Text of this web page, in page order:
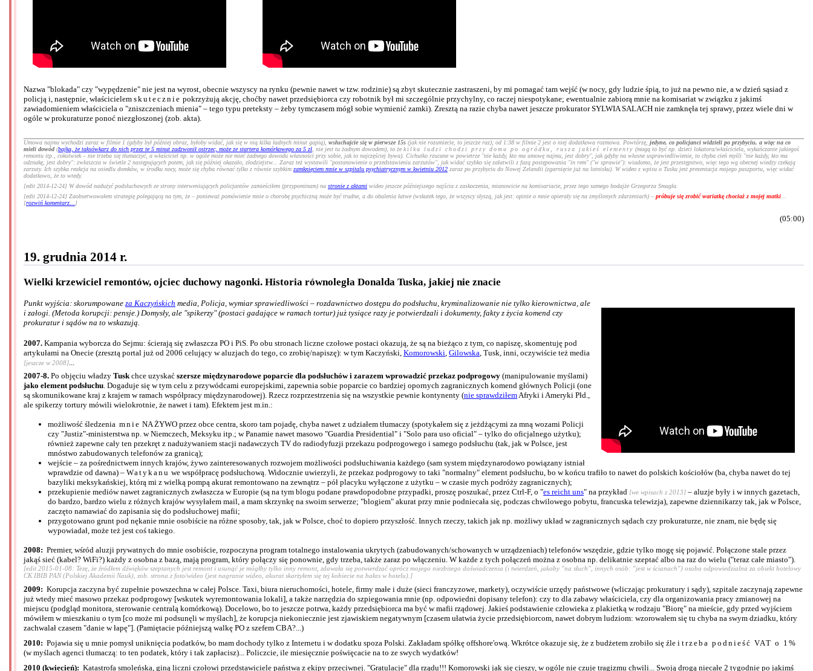
Nazwa "blokada" czy "wypędzenie" nie jest na wyrost, obecnie wszyscy na rynku (pewnie nawet w tzw. rodzinie) są zbyt skutecznie zastraszeni, by mi pomagać tam wejść (w nocy, gdy ludzie śpią, to już na pewno nie, a w dzień sąsiad z
policją i, następnie, właścicielem skutecznie pokrzyżują akcję, choćby nawet przedsiębiorca czy robotnik był mi szczególnie przychylny, co raczej niespotykane; ewentualnie zabiorą mnie na komisariat w związku z jakimś
zawiadomieniem właściciela o "zniszczeniach mienia" – tego typu preteksty – żeby tymczasem mógł sobie wymienić zamki). Zresztą na razie chyba nawet jeszcze prokurator SYLWIA SALACH nie zamknęła tej sprawy, przez wiele dni w
ogóle w prokuraturze ponoć niezgłoszonej (zob. akta).
Umowa najmu wychodzi zaraz w filmie 1 (gdyby był później obraz, byłoby widać, jak się w nią kilka ładnych minut gapią), wsłuchajcie się w pierwsze 15s (jak nie rozumiecie, to jeszcze raz); od 1:38 w filmie 2 jest o niej dodatkowa rozmowa. Powtórzę, jedyne, co policjanci widzieli po przybyciu, a więc na co
mieli dowód (bajka, że taksówkarz do nich przez te 5 minut zadzwonił ostrzec, może ze startera komórkowego za 5 zł , nie jest tu żadnym dowodem), to że kilka ludzi chodzi przy domu po ogródku, rusza jakieś elementy (mogą to być np. dzieci lokatora/właściciela, wykańczanie jakiegoś
remontu itp., cokolwiek – nie trzeba się tłumaczyć, a właściciel np. w ogóle może nie mieć żadnego dowodu własności przy sobie, jak to najczęściej bywa). Cichutko rzucane w powietrze "nie każdy, kto ma umowę najmu, jest dobry", jak gdyby na własne usprawiedliwienie, to chyba cień myśli "nie każdy, kto ma
odznakę, jest dobry": zwłaszcza w świetle 2 następujących potem, jak się później okazało, złodziejstw... Zaraz też wystawili "postanowienie o przedstawieniu zarzutów", jak widać szybko się załatwili z fazą postępowania "in rem" ("w sprawie"): wiadomo, że jest przestępstwo, więc tego wg obecnej wiedzy czekają
zarzuty. Ich szybka reakcja na osiedlu domków, w środku nocy, może się chyba równać tylko z równie szybkim zamknięciem mnie w szpitalu psychiatrycznym w kwietniu 2012 zaraz po przybyciu do Nowej Zelandii (zgarnięcie już na lotnisku). W wideo z wpisu o Tusku jest prezentacja mojego paszportu, więc widać
dodatkowo, że to wtedy.
[edit 2014-12-24] W dowód nadużyć podsłuchowych ze strony interweniujących policjantów zamieściłem (przypominam) na stronie z aktami wideo jeszcze późniejszego najścia z zaskoczenia, mianowicie na komisariacie, przez tego samego bodajże Grzegorza Smagła.
[edit 2014-12-24] Zaobserwowałem strategię polegającą na tym, że – ponieważ pomówienie mnie o chorobę psychiczną może być trudne, a do obalenia łatwe (wskutek tego, że wszyscy słyszą, jak jest: opinie o mnie opierały się na zmyślonych zdarzeniach) – próbuje się zrobić wariatkę chociaż z mojej matki
[rozwiń komentarz... ]
(05:00)
19. grudnia 2014 r.
Wielki krzewiciel remontów, ojciec duchowy nagonki. Historia równoległa Donalda Tuska, jakiej nie znacie
Punkt wyjścia: skorumpowane za Kaczyńskich media, Policja, wymiar sprawiedliwości – rozdawnictwo dostępu do podsłuchu, kryminalizowanie nie tylko kierownictwa, ale
i załogi. (Metoda korupcji: pensje.) Domysły, ale "spikerzy" (postaci gadające w ramach tortur) już tysiące razy je potwierdzali i dokumenty, fakty z życia komend czy
prokuratur i sądów na to wskazują.
2007. Kampania wyborcza do Sejmu: ścierają się zwłaszcza PO i PiS. Po obu stronach liczne czołowe postaci okazują, że są na bieżąco z tym, co napiszę, skomentuję pod
artykułami na Onecie (zresztą portal już od 2006 celujący w aluzjach do tego, co zrobię/napiszę): w tym Kaczyński, Komorowski, Gilowska, Tusk, inni, oczywiście też media
[jeszcze w 2008]...
2007-8. Po objęciu władzy Tuskchce uzyskać szersze międzynarodowe poparcie dla podsłuchów i zarazem wprowadzić przekaz podprogowy (manipulowanie myślami)
jako element podsłuchu. Dogaduje się w tym celu z przywódcami europejskimi, zapewnia sobie poparcie co bardziej opornych zagranicznych komend głównych Policji (one
są skomunikowane kraj z krajem w ramach współpracy międzynarodowej). Rzecz rozprzestrzenia się na wszystkie pewnie kontynenty (nie sprawdziłemAfryki i Ameryki Płd.,
ale spikerzy tortury mówili wielokrotnie, że nawet i tam). Efektem jest m.in.:
możliwość śledzenia mnie NA ŻYWO przez obce centra, skoro tam pojadę, chyba nawet z udziałem tłumaczy (spotykałem się z jeżdżącymi za mną wozami Policji
czy "Justiz"-ministerstwa np. w Niemczech, Meksyku itp.; w Panamie nawet masowo "Guardia Presidential" i "Solo para uso oficial" – tylko do oficjalnego użytku);
również zapewne cały ten przekręt z nadużywaniem stacji nadawczych TV do radiodyfuzji przekazu podprogowego i samego podsłuchu (tak, jak w Polsce, jest
mnóstwo zabudowanych telefonów za granicą);
wejście – za pośrednictwem innych krajów, żywo zainteresowanych rozwojem możliwości podsłuchiwania każdego (sam system międzynarodowo powiązany istniał
wprawdzie od dawna) – Watykanu we współpracę podsłuchową. Widocznie uwierzyli, że przekaz podprogowy to taki "normalny" element podsłuchu, bo w końcu trafiło to nawet do polskich kościołów (ba, chyba nawet do tej
bazyliki meksykańskiej, którą mi z wielką pompą akurat remontowano na zewnątrz – pół placyku wyłączone z użytku – w czasie mych podróży zagranicznych);
przekupienie mediów nawet zagranicznych zwłaszcza w Europie (są na tym blogu podane prawdopodobne przypadki, proszę poszukać, przez Ctrl-F, o "es reicht uns" na przykład [we wpisach z 2013] – aluzje były i w innych gazetach,
do bardzo, bardzo wielu z różnych krajów wysyłałem mail, a mam skrzynkę na swoim serwerze; "blogiem" akurat przy mnie podniecała się, podczas chwilowego pobytu, francuska telewizja), zapewne dziennikarzy tak, jak w Polsce,
zaczęto namawiać do zapisania się do podsłuchowej mafii;
przygotowano grunt pod nękanie mnie osobiście na różne sposoby, tak, jak w Polsce, choć to dopiero przyszłość. Innych rzeczy, takich jak np. możliwy układ w zagranicznych sądach czy prokuraturze, nie znam, nie będę się
wypowiadał, może też jest coś takiego.
2008: Premier, wśród aluzji prywatnych do mnie osobiście, rozpoczyna program totalnego instalowania ukrytych (zabudowanych/schowanych w urządzeniach) telefonów wszędzie, gdzie tylko mogę się pojawić. Połączone stale przez
jakąś sieć (kabel? WiFi?) każdy z osobna z bazą, mają program, który połączy się ponownie, gdy trzeba, także zaraz po włączeniu. W każde z tych połączeń można z osobna np. delikatnie szeptać albo na raz do wielu ("teraz całe miasto").
[edit 2015-01-08: Tezę, że źródłem dźwięków szeptanych jest remont i usunąć je mógłby tylko inny remont, zdawała się potwierdzać oprócz mojego niezbitego doświadczenia (i twierdzeń, jakoby "na słuch", innych osób: "jest w ścianach") osoba odpowiedzialna za obiekt hotelowy
CK IBIB PAN (Polskiej Akademii Nauk), zob. strona z foto/wideo (jest nagranie wideo, akurat skarżyłem się tej kobiecie na hałas w hotelu).]
2009: Korupcja zaczyna być zupełnie powszechna w całej Polsce. Taxi, biura nieruchomości, hotele, firmy małe i duże (sieci franczyzowe, markety), oczywiście urzędy państwowe (wliczając prokuratury i sądy), szpitale zaczynają zapewne
już wtedy mieć masowo przekaz podprogowy [wskutek wyremontowania lokali], a także narzędzia do szpiegowania mnie (np. odpowiedni dopisany telefon): czy to dla zabawy właściciela, czy dla organizowania pracy zmianowej na
miejscu (podgląd monitora, sterowanie centralą komórkową). Docelowo, bo to jeszcze potrwa, każdy przedsiębiorca ma być w mafii rządowej. Jakieś podstawienie człowieka z plakietką w rodzaju "Biorę" na mieście, gdy przed wyjściem
mówiłem w mieszkaniu o tym [co może mi podsunęli w myślach], że korupcja niekoniecznie jest zjawiskiem negatywnym [czasem ułatwia życie przedsiębiorcom, nawet dobrym ludziom: wzorowałem się tu chyba na swym dziadku, który
zachwalał czasem "danie w łapę"]. (Pamiętacie późniejszą walkę PO z szefem CBA?...)
2010: Pojawia się u mnie pomysł uniknięcia podatków, bo mam dochody tylko z Internetu i w dodatku spoza Polski. Zakładam spółkę offshore'ową. Wkrótce okazuje się, że z budżetem zrobiło się źle i trzeba podnieść VAT o 1%
(w myślach agenci tłumaczą: to ten podatek, który i tak zapłacisz)... Policzcie, ile miesięcznie poświęcacie na to ze swych wydatków!
2010 (kwiecień): Katastrofa smoleńska, giną liczni czołowi przedstawiciele państwa z ekipy przeciwnej. "Gratulacje" dla rządu!!! Komorowski jak się cieszy, w ogóle nie czuje tragizmu chwili... Swoją drogą niecałe 2 tygodnie po jakimś